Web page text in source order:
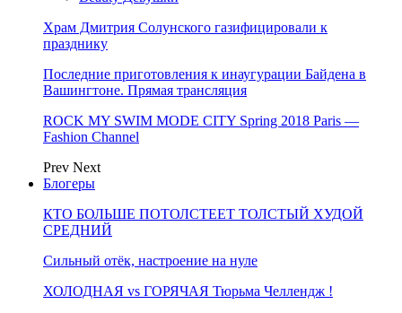
Храм Дмитрия Солунского газифицировали к
празднику
Последние приготовления к инаугурации Байдена в
Вашингтоне. Прямая трансляция
ROCK MY SWIM MODE CITY Spring 2018 Paris —
Fashion Channel
Prev Next
Блогеры
КТО БОЛЬШЕ ПОТОЛСТЕЕТ ТОЛСТЫЙ ХУДОЙ
СРЕДНИЙ
Сильный отёк, настроение на нуле
ХОЛОДНАЯ vs ГОРЯЧАЯ Тюрьма Челлендж !